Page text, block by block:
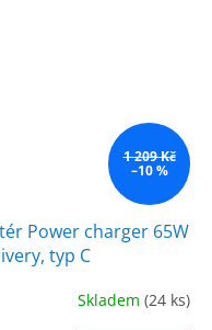
1 209 Kč
–10 %
Power charger 65W
typ C
Skladem (24 ks)